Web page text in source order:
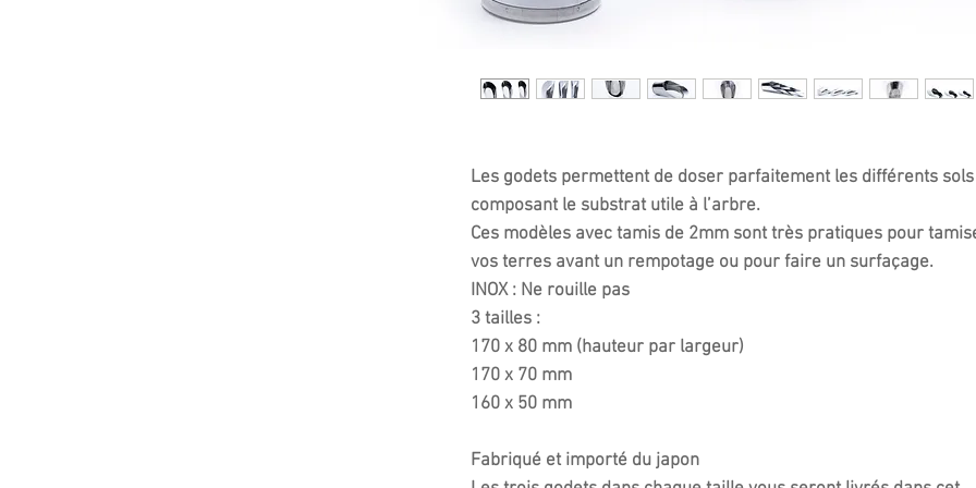
Les godets permettent de doser parfaitement les différents sols
composant le substrat utile à l’arbre.
Ces modèles avec tamis de 2mm sont très pratiques pour
vos terres avant un rempotage ou pour faire un surfaçage.
INOX : Ne rouille pas
3 tailles :
170 x 80 mm (hauteur par largeur)
170 x 70 mm
160 x 50 mm
Fabriqué et importé du japon